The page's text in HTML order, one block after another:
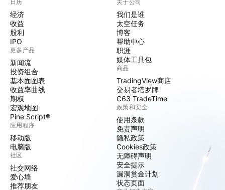
日历
经济
收益
股利
IPO
更多产品
新闻流
投资组合
基本面图表
收益率曲线
期权
宏观地图
Pine Script®
应用程序
移动版
电脑版
社区
社交网络
爱心墙
推荐朋友
关于公司
我们是谁
太空任务
博客
帮助中心
职涯
媒体工具包
商品
TradingView商店
交易者塔罗牌
C63 TradeTime
政策和安全
使用条款
免责声明
隐私政策
Cookies政策
无障碍声明
安全提示
漏洞赏金计划
状态页面